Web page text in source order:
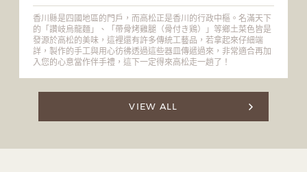
香川縣是四國地區的門戶，而高松正是香川的行政中樞。名滿天下
的「讚岐烏龍麵」、「帶骨烤雞腿（骨付き鶏）」等鄉土菜色皆是
發源於高松的美味，這裡還有許多傳統工藝品，若拿起來仔細端
詳，製作的手工與用心彷彿透過這些器皿傳遞過來，非常適合再加
入您的心意當作伴手禮，這下一定得來高松走一趟了！
VIEW ALL